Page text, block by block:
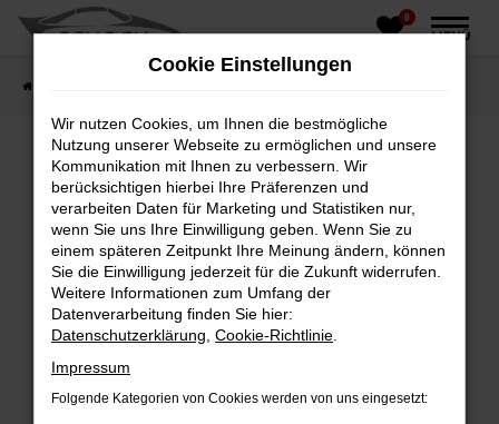
Zum
0
MENÜ
Fehler: Network Error
Beim Laden ist ein Fehler aufgetreten.
Hier sind ein paar Tipps, die dir helfen können:
Überprüfe deine Firewall und deine
Internetverbindung.
Laden andere Webseiten, zum Beispiel deine
Suchmaschine?
Prüfe deine Browsererweiterungen.
Cookie Einstellungen
Wir nutzen Cookies, um Ihnen die bestmögliche
Nutzung unserer Webseite zu ermöglichen und unsere
Kommunikation mit Ihnen zu verbessern. Wir
berücksichtigen hierbei Ihre Präferenzen und
verarbeiten Daten für Marketing und Statistiken nur,
wenn Sie uns Ihre Einwilligung geben. Wenn Sie zu
einem späteren Zeitpunkt Ihre Meinung ändern, können
Sie die Einwilligung jederzeit für die Zukunft widerrufen.
Weitere Informationen zum Umfang der
Datenverarbeitung finden Sie hier:
Datenschutzerklärung Cookie-Richtlinie
Impressum
Folgende Kategorien von Cookies werden von uns eingesetzt: